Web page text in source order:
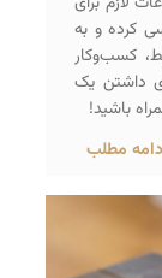
کرده و به
کسب‌وکار
داشتن یک
باشید!
مطلب